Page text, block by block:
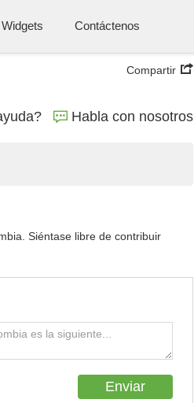
Widgets Contáctenos
Compartir
Habla con nosotros
Siéntase libre de contribuir